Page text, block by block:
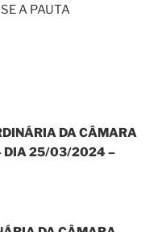
A PAUTA
DA CÂMARA
DIA 25/03/2024 –